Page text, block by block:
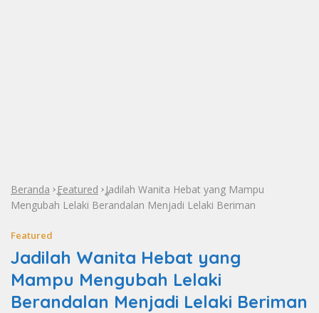
Beranda »Featured »Jadilah Wanita Hebat yang Mampu
Mengubah Lelaki Berandalan Menjadi Lelaki Beriman
Featured
Jadilah Wanita Hebat yang
Mampu Mengubah Lelaki
Berandalan Menjadi Lelaki Beriman